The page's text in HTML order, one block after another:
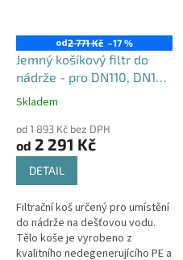
od2 771 Kč –17 %
Jemný košíkový filtr do
nádrže - pro DN110, DN125
i DN160
Průměrné
produktu
je
hvězdiček.
Skladem
od 1 893 Kč bez DPH
od 2 291 Kč
DETAIL
Filtrační koš určený pro umístění
do nádrže na dešťovou vodu.
Tělo koše je vyrobeno z
kvalitního nedegenerujícího PE a